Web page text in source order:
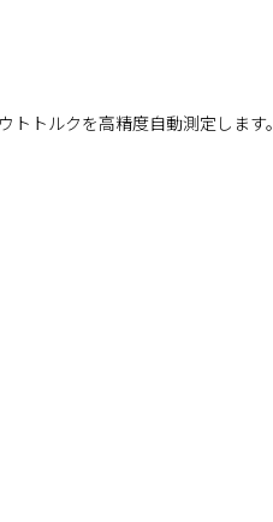
トルクを高精度自動測定します。